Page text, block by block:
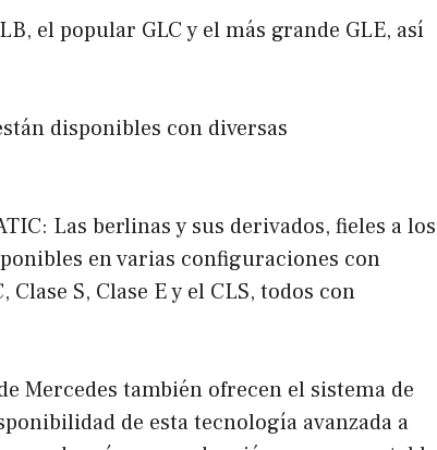
el popular GLC y el más grande GLE, así
disponibles con diversas
Las berlinas y sus derivados, fieles a los
en varias configuraciones con
S, Clase E y el CLS, todos con
Mercedes también ofrecen el sistema de
de esta tecnología avanzada a